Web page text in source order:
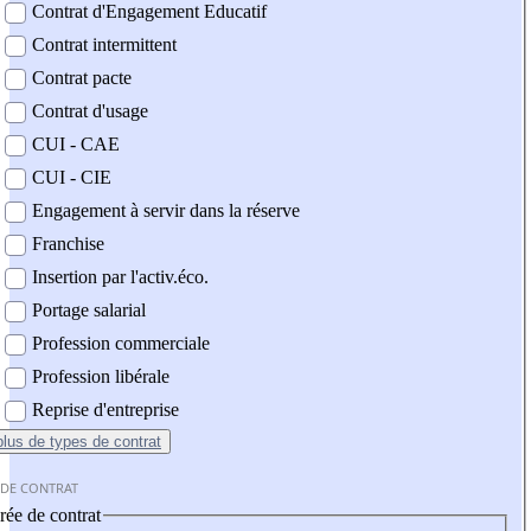
Contrat d'Engagement Educatif
Contrat intermittent
Contrat pacte
Contrat d'usage
CUI - CAE
CUI - CIE
Engagement à servir dans la réserve
Franchise
Insertion par l'activ.éco.
Portage salarial
Profession commerciale
Profession libérale
Reprise d'entreprise
de types de contrat
CONTRAT
de contrat